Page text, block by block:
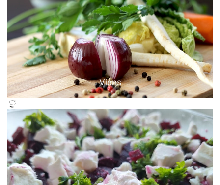
Viens